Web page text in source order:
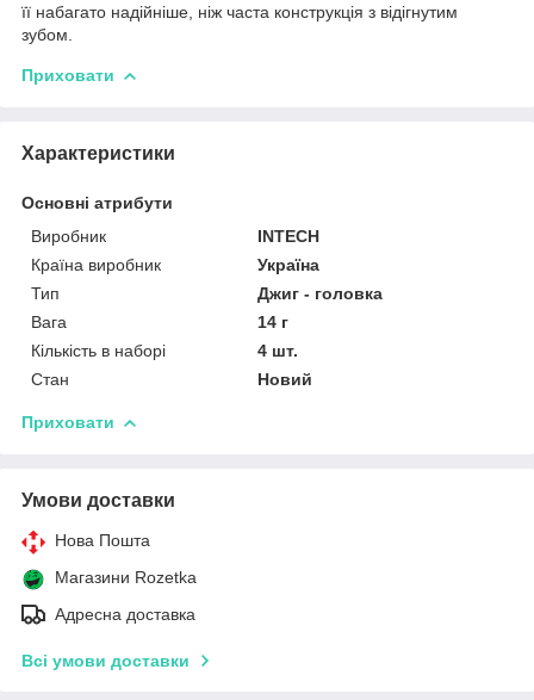
її набагато надійніше, ніж часта конструкція з відігнутим
зубом.
Приховати
Характеристики
Основні атрибути
Виробник
INTECH
Країна виробник
Україна
Тип
Джиг - головка
Вага
14 г
Кількість в наборі
4 шт.
Стан
Новий
Приховати
Умови доставки
Нова Пошта
Магазини Rozetka
Адресна доставка
Всі умови доставки